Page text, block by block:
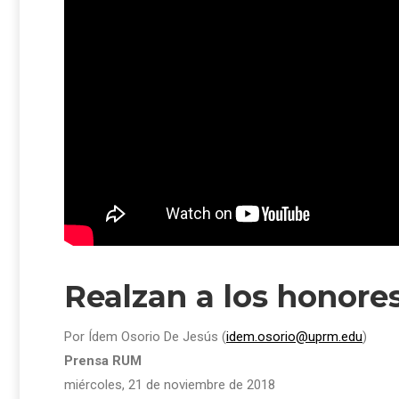
Realzan a los
Por Ídem Osorio De Jesús (idem.osorio@uprm.edu)
Prensa RUM
miércoles, 21 de noviembre de 2018